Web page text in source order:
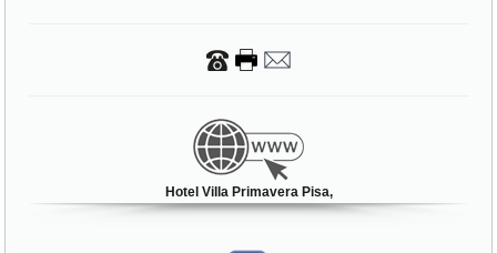
Hotel Villa Primavera Pisa,